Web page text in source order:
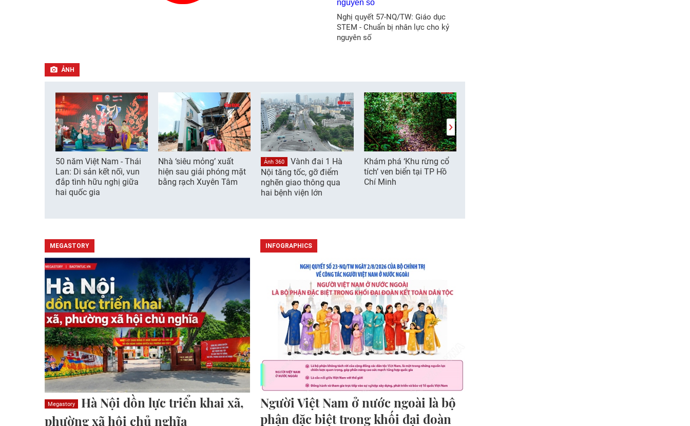
Nghị quyết 57-NQ/TW: Giáo dục
STEM - Chuẩn bị nhân lực cho kỷ
nguyên số
ẢNH
50 năm Việt Nam - Thái
Lan: Di sản kết nối, vun
đắp tình hữu nghị giữa
hai quốc gia
Nhà ‘siêu mỏng’ xuất
hiện sau giải phóng mặt
bằng rạch Xuyên Tâm
Ảnh 360
Vành đai 1 Hà
Nội tăng tốc, gỡ điểm
nghẽn giao thông qua
hai bệnh viện lớn
Khám phá ‘Khu rừng cổ
tích’ ven biển tại TP Hồ
Chí Minh
MEGASTORY
Megastory
Hà Nội dồn lực triển khai xã,
phường xã hội chủ nghĩa
INFOGRAPHICS
Người Việt Nam ở nước ngoài là bộ
phận đặc biệt trong khối đại đoàn